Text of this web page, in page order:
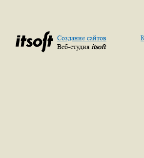
Создание сайтов
Веб-студия itsoft